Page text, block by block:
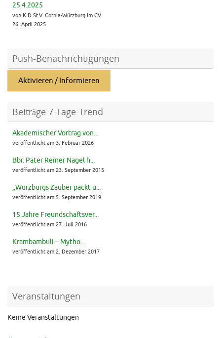
25.4.2025
von K.D.St.V. Gothia-Würzburg im CV
26. April 2025
Push-Benachrichtigungen
Aktivieren / Informieren
Beiträge 7-Tage-Trend
Akademischer Vortrag von...
veröffentlicht am 3. Februar 2026
Bbr. Pater Reiner Nagel h...
veröffentlicht am 23. September 2015
„Würzburgs Zauber packt u...
veröffentlicht am 5. September 2019
15 Jahre Freundschaftsver...
veröffentlicht am 27. Juli 2016
Krambambuli – Mytho...
veröffentlicht am 2. Dezember 2017
Veranstaltungen
Keine Veranstaltungen